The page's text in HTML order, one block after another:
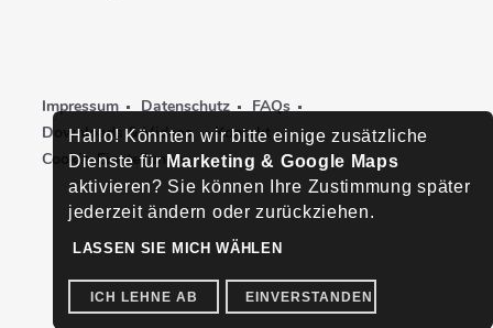
Impressum Datenschutz
FAQs
Downloads & Videos
Kontakt
Cookie-Einstellungen
Hallo! Könnten wir bitte einige zusätzliche
Dienste für Marketing & Google Maps
aktivieren? Sie können Ihre Zustimmung später
jederzeit ändern oder zurückziehen.
LASSEN SIE MICH WÄHLEN
ICH LEHNE AB EINVERSTANDEN